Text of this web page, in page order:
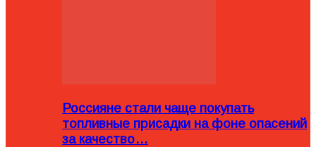
Россияне стали чаще покупать
топливные присадки на фоне опасений
за качество…